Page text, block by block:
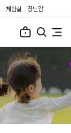
체험실 장난감